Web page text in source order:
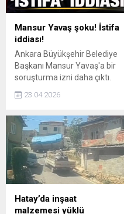
davasını Silivri'de izledi.
Mansur Yavaş şoku! İstifa
iddiası!
Ankara Büyükşehir Belediye
Başkanı Mansur Yavaş'a bir
soruşturma izni daha çıktı.
gündeminde istifanın
23.04.2026
Hatay’da inşaat
malzemesi yüklü